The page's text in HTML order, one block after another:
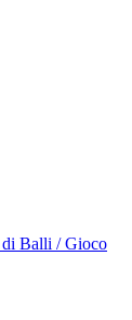
di Balli / Gioco